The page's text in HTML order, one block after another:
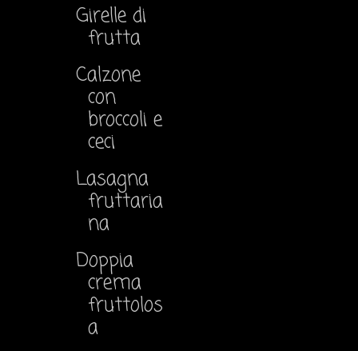
Girelle di
frutta
Calzone
con
broccoli e
ceci
Lasagna
fruttaria
na
Doppia
crema
fruttolos
a